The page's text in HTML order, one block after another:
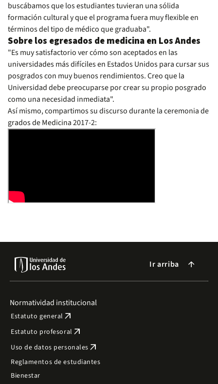
buscábamos que los estudiantes tuvieran una sólida
formación cultural y que el programa fuera muy flexible en
términos del tipo de médico que graduaba".
Sobre los egresados de medicina en Los Andes
"Es muy satisfactorio ver cómo son aceptados en las
universidades más difíciles en Estados Unidos para cursar sus
posgrados con muy buenos rendimientos. Creo que la
Universidad debe preocuparse por crear su propio posgrado
como una necesidad inmediata".
Así mismo, compartimos su discurso durante la ceremonia de
grados de Medicina 2017-2:
Ir arriba arrow_forward
Normatividad institucional
Estatuto general arrow_outward
Estatuto profesoral arrow_outward
Uso de datos personales arrow_outward
Reglamentos de estudiantes
Bienestar